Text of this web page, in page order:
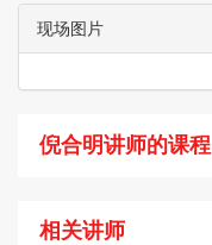
现场图片
倪合明讲师的课程
相关讲师